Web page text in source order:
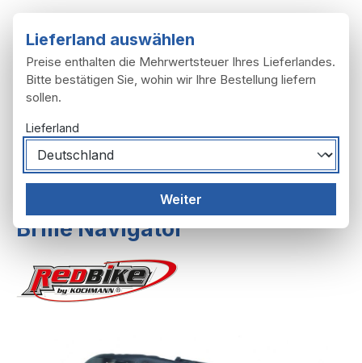
Helme, Brillen, Handschuhe
Brille Navigator
Lieferland auswählen
Preise enthalten die Mehrwertsteuer Ihres Lieferlandes.
Bitte bestätigen Sie, wohin wir Ihre Bestellung liefern
sollen.
Lieferland
Weiter